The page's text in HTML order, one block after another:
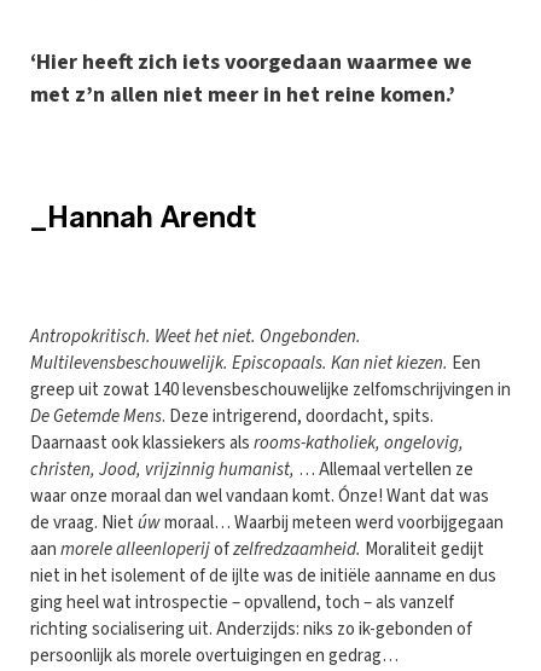
‘Hier heeft zich iets voorgedaan waarmee we
met z’n allen niet meer in het reine komen.’
_Hannah Arendt
Antropokritisch. Weet het niet. Ongebonden.
Multilevensbeschouwelijk. Episcopaals. Kan niet kiezen. Een
greep uit zowat 140 levensbeschouwelijke zelfomschrijvingen in
De Getemde Mens. Deze intrigerend, doordacht, spits.
Daarnaast ook klassiekers alsrooms-katholiek, ongelovig,
christen, Jood, vrijzinnig humanist, … Allemaal vertellen ze
waar onze moraal dan wel vandaan komt. Ónze! Want dat was
de vraag. Nietúwmoraal… Waarbij meteen werd voorbijgegaan
aanmorele alleenloperijofzelfredzaamheid. Moraliteit gedijt
niet in het isolement of de ijlte was de initiële aanname en dus
ging heel wat introspectie – opvallend, toch – als vanzelf
richting socialisering uit. Anderzijds: niks zo ik-gebonden of
persoonlijk als morele overtuigingen en gedrag…